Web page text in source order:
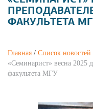
ФАКУЛЬТЕТА
Главная / Список новостей
«Семинарист» весна 2025
факультета МГУ